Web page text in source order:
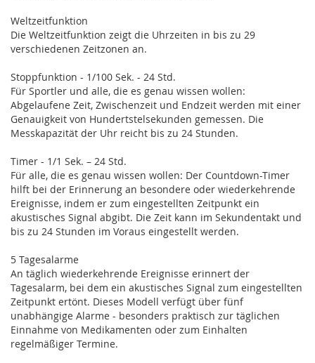
Weltzeitfunktion
Die Weltzeitfunktion zeigt die Uhrzeiten in bis zu 29
verschiedenen Zeitzonen an.
Stoppfunktion - 1/100 Sek. - 24 Std.
Für Sportler und alle, die es genau wissen wollen:
Abgelaufene Zeit, Zwischenzeit und Endzeit werden mit einer
Genauigkeit von Hundertstelsekunden gemessen. Die
Messkapazität der Uhr reicht bis zu 24 Stunden.
Timer - 1/1 Sek. – 24 Std.
Für alle, die es genau wissen wollen: Der Countdown-Timer
hilft bei der Erinnerung an besondere oder wiederkehrende
Ereignisse, indem er zum eingestellten Zeitpunkt ein
akustisches Signal abgibt. Die Zeit kann im Sekundentakt und
bis zu 24 Stunden im Voraus eingestellt werden.
5 Tagesalarme
An täglich wiederkehrende Ereignisse erinnert der
Tagesalarm, bei dem ein akustisches Signal zum eingestellten
Zeitpunkt ertönt. Dieses Modell verfügt über fünf
unabhängige Alarme - besonders praktisch zur täglichen
Einnahme von Medikamenten oder zum Einhalten
regelmäßiger Termine.